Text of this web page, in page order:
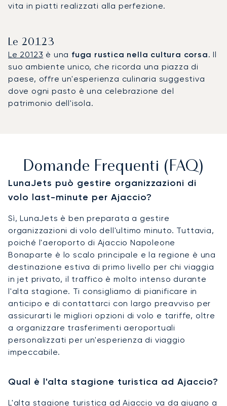
vita in piatti realizzati alla perfezione.
Le 20123
Le 20123 è una fuga rustica nella cultura corsa. Il
suo ambiente unico, che ricorda una piazza di
paese, offre un'esperienza culinaria suggestiva
dove ogni pasto è una celebrazione del
patrimonio dell'isola.
Domande Frequenti (FAQ)
LunaJets può gestire organizzazioni di
volo last-minute per Ajaccio?
Sì, LunaJets è ben preparata a gestire
organizzazioni di volo dell'ultimo minuto. Tuttavia,
poiché l'aeroporto di Ajaccio Napoleone
Bonaparte è lo scalo principale e la regione è una
destinazione estiva di primo livello per chi viaggia
in jet privato, il traffico è molto intenso durante
l'alta stagione. Ti consigliamo di pianificare in
anticipo e di contattarci con largo preavviso per
assicurarti le migliori opzioni di volo e tariffe, oltre
a organizzare trasferimenti aeroportuali
personalizzati per un'esperienza di viaggio
impeccabile.
Qual è l'alta stagione turistica ad Ajaccio?
L'alta stagione turistica ad Ajaccio va da giugno a